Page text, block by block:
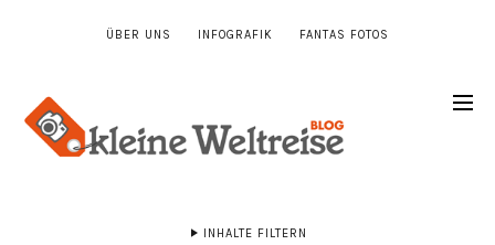
ÜBER UNS INFOGRAFIK FANTAS FOTOS
INHALTE FILTERN